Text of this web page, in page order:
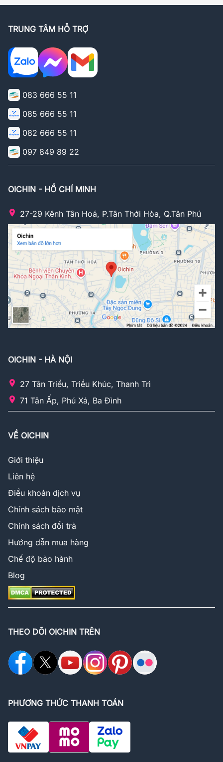
TRUNG TÂM HỖ TRỢ
083 666 55 11
085 666 55 11
082 666 55 11
097 849 89 22
OICHIN - HỒ CHÍ MINH
27-29 Kênh Tân Hoá, P.Tân Thới Hòa, Q.Tân Phú
OICHIN - HÀ NỘI
27 Tân Triều, Triều Khúc, Thanh Trì
71 Tân Ấp, Phú Xá, Ba Đình
VỀ OICHIN
Giới thiệu
Liên hệ
Điều khoản dịch vụ
Chính sách bảo mật
Chính sách đổi trả
Hướng dẫn mua hàng
Chế độ bảo hành
Blog
THEO DÕI OICHIN TRÊN
PHƯƠNG THỨC THANH TOÁN